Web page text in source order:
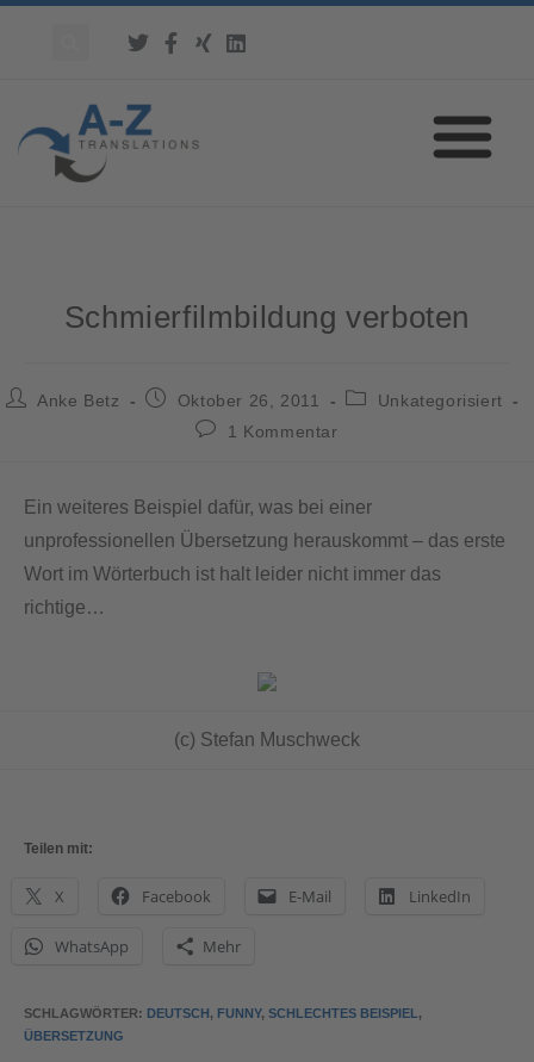
Schmierfilmbildung verboten
Anke Betz Oktober 26, 2011
Unkategorisiert
1 Kommentar
Ein weiteres Beispiel dafür, was bei einer
unprofessionellen Übersetzung herauskommt – das erste
Wort im Wörterbuch ist halt leider nicht immer das
richtige…
(c) Stefan Muschweck
Teilen mit:
X Facebook E-Mail LinkedIn
WhatsApp Mehr
SCHLAGWÖRTER: DEUTSCH , FUNNY, SCHLECHTES BEISPIEL,
ÜBERSETZUNG